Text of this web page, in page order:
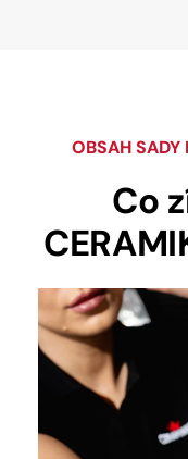
OBSAH
Co